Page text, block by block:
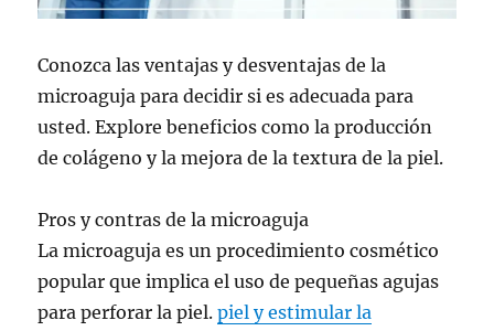
Conozca las ventajas y desventajas de la
microaguja para decidir si es adecuada para
usted. Explore beneficios como la producción
de colágeno y la mejora de la textura de la piel.
Pros y contras de la microaguja
La microaguja es un procedimiento cosmético
popular que implica el uso de pequeñas agujas
para perforar la piel.piel y estimular la